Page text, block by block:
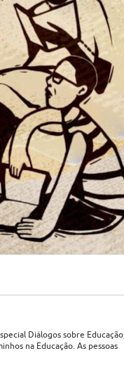
Diálogos sobre Educação,
na Educação. As pessoas